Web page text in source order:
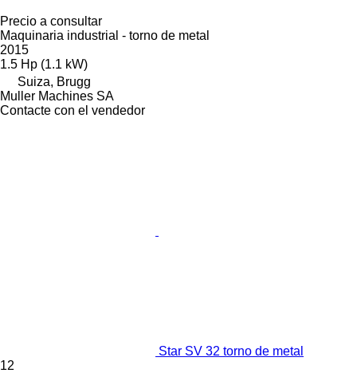
Precio a consultar
Maquinaria industrial - torno de metal
2015
1.5 Hp (1.1 kW)
Suiza, Brugg
Muller Machines SA
Contacte con el vendedor
Star SV 32 torno de metal
12